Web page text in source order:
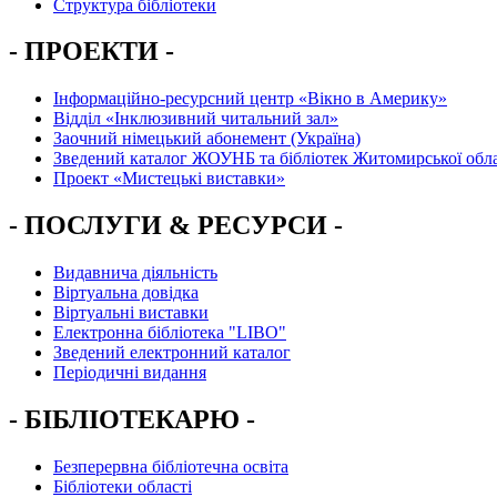
Структура бібліотеки
- ПРОЕКТИ -
Інформаційно-ресурсний центр «Вікно в Америку»
Вiддiл «Інклюзивний читальний зал»
Заочний німецький абонемент (Україна)
Зведений каталог ЖОУНБ та бібліотек Житомирської
Проект «Мистецькі виставки»
- ПОСЛУГИ & РЕСУРСИ -
Видавнича діяльність
Віртуальна довідка
Віртуальні виставки
Електронна бібліотека "LIBO"
Зведений електронний каталог
Періодичні видання
- БІБЛІОТЕКАРЮ -
Безперервна бібліотечна освіта
Бібліотеки області